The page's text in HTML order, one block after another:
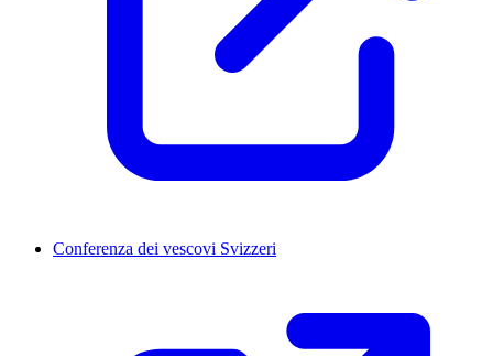
Conferenza dei vescovi Svizzeri